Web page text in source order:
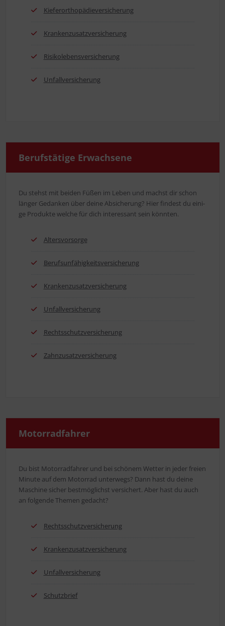
Kie­fer­or­tho­pä­die­ver­si­che­rung
Kran­ken­zu­satz­ver­si­che­rung
Risi­ko­le­bens­ver­si­che­rung
Unfall­ver­si­che­rung
Berufs­tä­ti­ge Erwachsene
Du stehst mit bei­den Füßen im Leben und machst dir schon
län­ger Gedan­ken über dei­ne Absi­che­rung? Hier fin­dest du eini­
ge Pro­duk­te wel­che für dich inter­es­sant sein könnten.
Alters­vor­sor­ge
Berufs­un­fä­hig­keits­ver­si­che­rung
Kran­ken­zu­satz­ver­si­che­rung
Unfall­ver­si­che­rung
Rechts­schutz­ver­si­che­rung
Zahn­zu­satz­ver­si­che­rung
Motor­rad­fah­rer
Du bist Motor­rad­fah­rer und bei schö­nem Wet­ter in jeder frei­en
Minu­te auf dem Motor­rad unter­wegs? Dann hast du dei­ne
Maschi­ne sicher best­mög­lichst ver­si­chert. Aber hast du auch
an fol­gen­de The­men gedacht?
Rechts­schutz­ver­si­che­rung
Kran­ken­zu­satz­ver­si­che­rung
Unfall­ver­si­che­rung
Schutz­brief